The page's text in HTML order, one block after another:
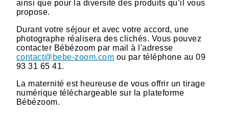
ainsi que pour la diversité des produits qu’il vous
propose.
Durant votre séjour et avec votre accord, une
photographe réalisera des clichés. Vous pouvez
contacter Bébézoom par mail à l'adresse
contact@bebe-zoom.com ou par téléphone au 09
93 31 65 41.
La maternité est heureuse de vous offrir un tirage
numérique téléchargeable sur la plateforme
Bébézoom.